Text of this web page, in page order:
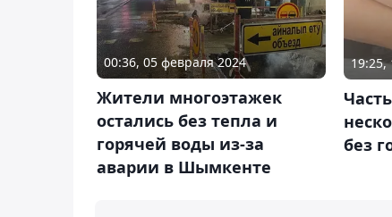
00:36, 05 февраля 2024
Жители многоэтажек
остались без тепла и
горячей воды из-за
аварии в Шымкенте
19:25,
без